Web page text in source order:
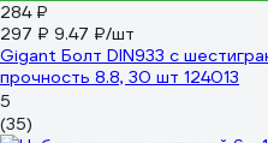
284 ₽
297 ₽ 9.47 ₽/шт
Gigant Болт DIN933 с
прочность 8.8, 30 шт 124013
5
(35)